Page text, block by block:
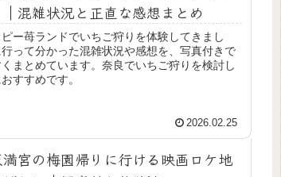
混雑状況と正直な感想まとめ
ー苺ランドでいちご狩りを体験してきまし
って分かった混雑状況や感想を、写真付きで
まとめています。奈良でいちご狩りを検討し
すすめです。
2026.02.25
宮の梅園帰りに行ける映画ロケ地